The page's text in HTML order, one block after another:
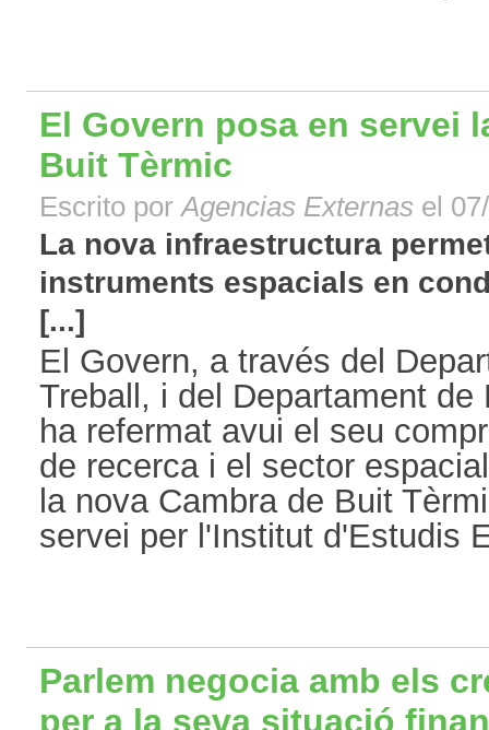
El Govern posa en servei
Buit Tèrmic
Escrito porAgencias Externas el
La nova infraestructura
instruments espacials en
[...]
El Govern, a través del
Treball, i del Departament
ha refermat avui el seu
de recerca i el sector
la nova Cambra de Buit
servei per l'Institut d'Estudis
Parlem negocia amb els
per a la seva situació